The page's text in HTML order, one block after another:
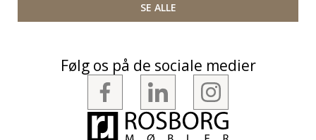
SE ALLE
Følg os på de sociale medier